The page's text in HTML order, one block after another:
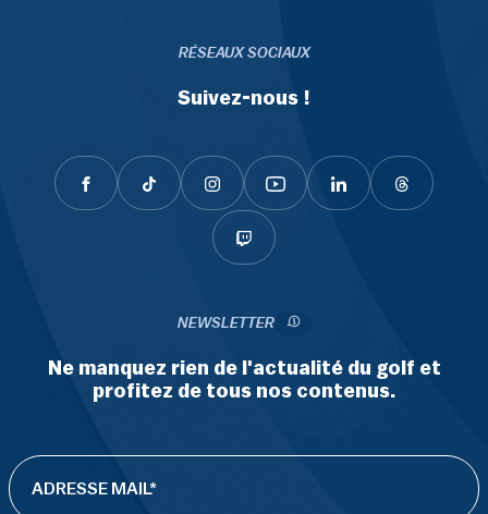
RÉSEAUX SOCIAUX
Suivez-nous !
NEWSLETTER
Ne manquez rien de l'actualité du golf et
profitez de tous nos contenus.